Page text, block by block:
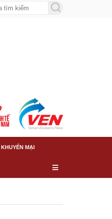
MẠI